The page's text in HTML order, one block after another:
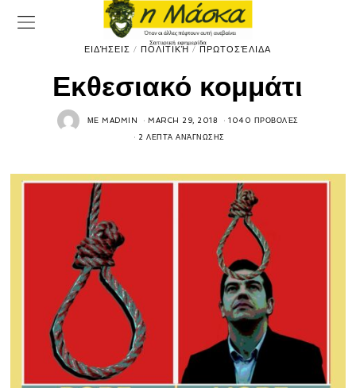
ΕΙΔΉΣΕΙΣ / ΠΟΛΙΤΙΚΉ / ΠΡΩΤΟΣΈΛΙΔΑ
Εκθεσιακό κομμάτι
ΜΕMADMIN MARCH 29, 2018 1040 ΠΡΟΒΟΛΈΣ
2 ΛΕΠΤΆ ΑΝΆΓΝΩΣΗΣ